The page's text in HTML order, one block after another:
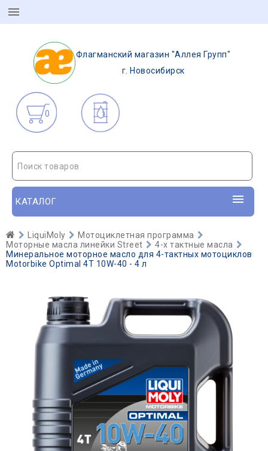
Флагманский магазин "Аллея Групп"
г. Новосибирск
0
Поиск товаров
КАТАЛОГ
LiquiMoly
Мотоциклетная программа
Моторные масла линейки Street
4-х тактные масла
Минеральное моторное масло для 4-тактных мотоциклов
Motorbike Optimal 4T 10W-40 - 4 л